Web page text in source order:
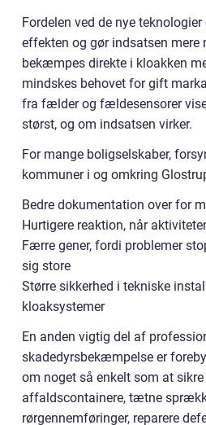
Fordelen ved de nye
effekten og gør indsatsen mere
bekæmpes direkte i kloakken
mindskes behovet for gift
fra fælder og fældesensorer
størst, og om indsatsen virker.
For mange boligselskaber,
kommuner i og omkring
Bedre dokumentation over for
Hurtigere reaktion, når
Færre gener, fordi problemer
sig store
Større sikkerhed i tekniske
kloaksystemer
En anden vigtig del af
skadedyrsbekæmpelse er
om noget så enkelt som at
affaldscontainere, tætne
rørgennemføringer, reparere